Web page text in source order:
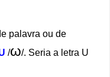
palavra ou de
/ω/. Seria a letra U